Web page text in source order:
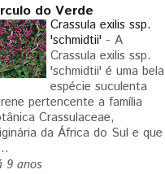
do Verde
Crassula exilis ssp.
'schmidtii' - A
Crassula exilis ssp.
'schmidtii' é uma bela
espécie suculenta
pertencente a família
Crassulaceae,
da África do Sul e que
9 anos